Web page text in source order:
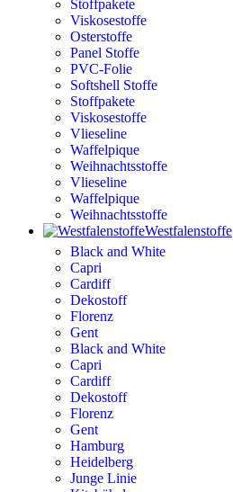
Stoffpakete
Viskosestoffe
Osterstoffe
Panel Stoffe
PVC-Folie
Softshell Stoffe
Stoffpakete
Viskosestoffe
Vlieseline
Waffelpique
Weihnachtsstoffe
Vlieseline
Waffelpique
Weihnachtsstoffe
Westfalenstoffe
Black and White
Capri
Cardiff
Dekostoff
Florenz
Gent
Black and White
Capri
Cardiff
Dekostoff
Florenz
Gent
Hamburg
Heidelberg
Junge Linie